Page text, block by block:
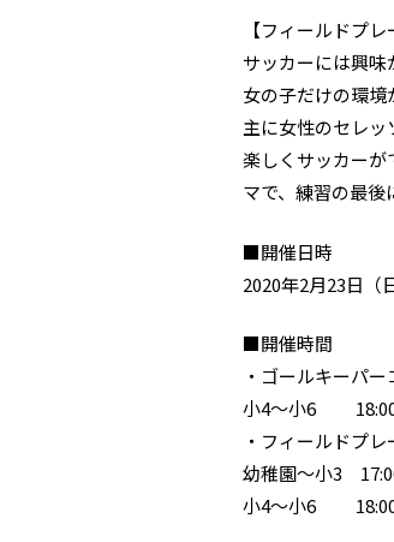
【フィールドプ
サッカーには興味
女の子だけの環
主に女性のセレッ
楽しくサッカーが
マで、練習の最後
■開催日時
2020年2月23日（日
■開催時間
・ゴールキーパー
小4～小6 18:00
・フィールドプ
幼稚園～小3
小4～小6 18:00